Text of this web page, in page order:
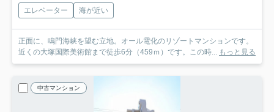
エレベーター 海が近い
正面に、鳴門海峡を望む立地。オール電化のリゾートマンションです。
近くの大塚国際美術館まで徒歩6分（459ｍ）です。この時...
もっと見る
中古マンション